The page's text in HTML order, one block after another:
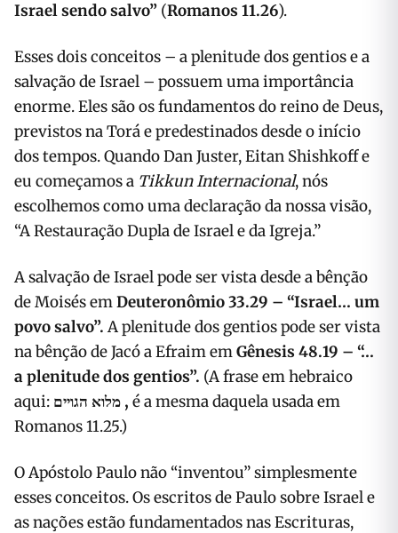
Israel sendo salvo” (Romanos 11.26).
Esses dois conceitos – a plenitude dos gentios e a
salvação de Israel – possuem uma importância
enorme. Eles são os fundamentos do reino de Deus,
previstos na Torá e predestinados desde o início
dos tempos. Quando Dan Juster, Eitan Shishkoff e
eu começamos a Tikkun Internacional, nós
escolhemos como uma declaração da nossa visão,
“A Restauração Dupla de Israel e da Igreja.”
A salvação de Israel pode ser vista desde a bênção
de Moisés emDeuteronômio 33.29 – “Israel… um
povo salvo”. A plenitude dos gentios pode ser vista
na bênção de Jacó a Efraim emGênesis 48.19 – “…
a plenitude dos gentios”. (A frase em hebraico
aqui: מלוא הגויים , é a mesma daquela usada em
Romanos 11.25.)
O Apóstolo Paulo não “inventou” simplesmente
esses conceitos. Os escritos de Paulo sobre Israel e
as nações estão fundamentados nas Escrituras,